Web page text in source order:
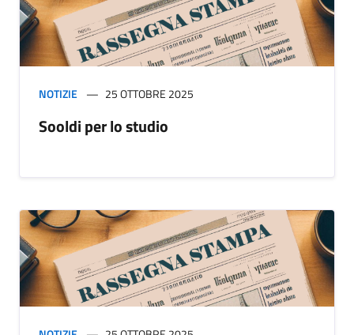
NOTIZIE 25 OTTOBRE 2025
Sooldi per lo studio